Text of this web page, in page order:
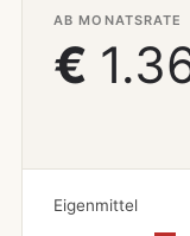
AB MONATSRATE
€
Eigenmittel